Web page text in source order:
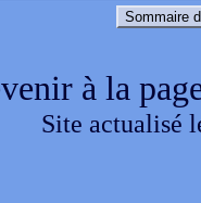
Sommaire
à la
Site actualisé